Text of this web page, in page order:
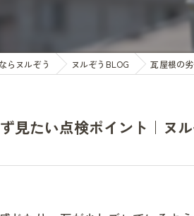
らヌルぞう ヌルぞうBLOG 瓦屋根の
見たい点検ポイント｜ヌル